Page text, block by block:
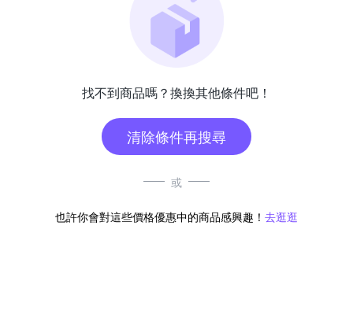
找不到商品嗎？換換其他條件吧！
清除條件再搜尋
或
也許你會對這些價格優惠中的商品感興趣！ 去逛逛